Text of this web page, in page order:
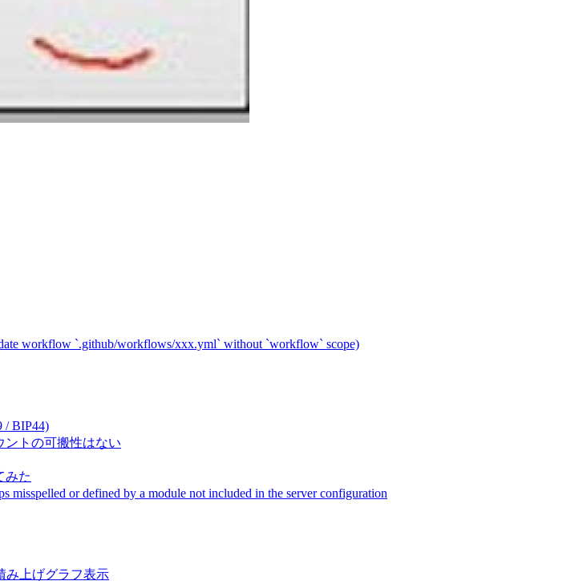
workflow `.github/workflows/xxx.yml` without `workflow` scope)
/ BIP44)
ントの可搬性はない
みた
or defined by a module not included in the server configuration
み上げグラフ表示